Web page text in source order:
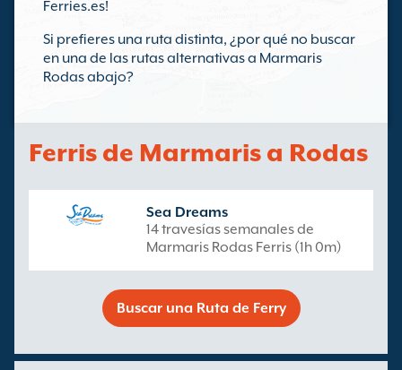
Ferries.es!
Si prefieres una ruta distinta, ¿por qué no buscar
en una de las rutas alternativas a Marmaris
Rodas abajo?
Ferris de Marmaris a Rodas
Sea Dreams
14 travesías semanales de
Marmaris Rodas Ferris (1h 0m)
Buscar una Ruta de Ferry